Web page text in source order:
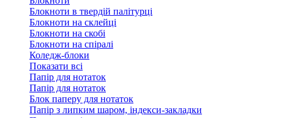
Блокноти в твердій палітурці
Блокноти на склейці
Блокноти на скобі
Блокноти на спіралі
Коледж-блоки
Показати всі
Папір для нотаток
Папір для нотаток
Блок паперу для нотаток
Папір з липким шаром, індекси-закладки